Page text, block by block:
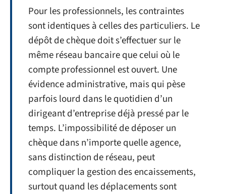
Pour les professionnels, les contraintes
sont identiques à celles des particuliers. Le
dépôt de chèque doit s’effectuer sur le
même réseau bancaire que celui où le
compte professionnel est ouvert. Une
évidence administrative, mais qui pèse
parfois lourd dans le quotidien d’un
dirigeant d’entreprise déjà pressé par le
temps. L’impossibilité de déposer un
chèque dans n’importe quelle agence,
sans distinction de réseau, peut
compliquer la gestion des encaissements,
surtout quand les déplacements sont